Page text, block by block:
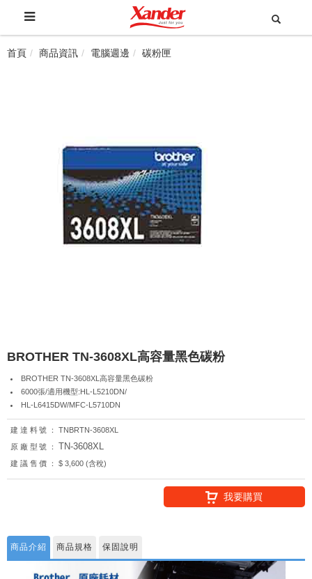
首頁 商品資訊 電腦週邊 碳粉匣
BROTHER TN-3608XL高容量黑色碳粉
BROTHER TN-3608XL高容量黑色碳粉
6000張/適用機型:HL-L5210DN/
HL-L6415DW/MFC-L5710DN
建達料號：
TNBRTN-3608XL
原廠型號：
TN-3608XL
建議售價： $ 3,600 (含稅)
我要購買
商品介紹 商品規格 保固說明